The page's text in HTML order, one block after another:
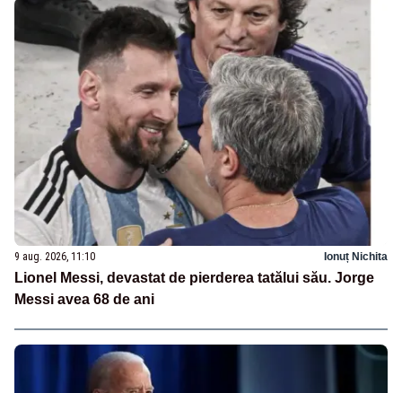
9 aug. 2026, 11:10 Ionuț Nichita
Lionel Messi, devastat de pierderea tatălui său. Jorge
Messi avea 68 de ani